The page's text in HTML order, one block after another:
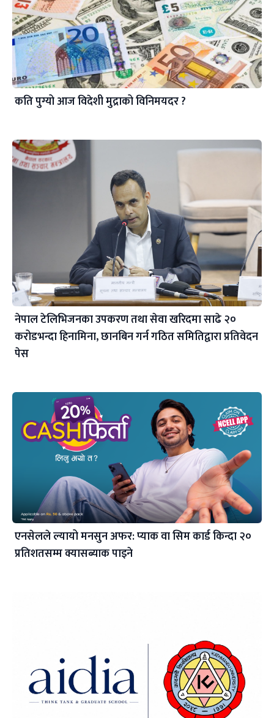
कति पुग्यो आज विदेशी मुद्राको विनिमयदर ?
नेपाल टेलिभिजनका उपकरण तथा सेवा खरिदमा साढे २०
करोडभन्दा हिनामिना, छानबिन गर्न गठित समितिद्वारा प्रतिवेदन
पेस
एनसेलले ल्यायो मनसुन अफर: प्याक वा सिम कार्ड किन्दा २०
प्रतिशतसम्म क्यासब्याक पाइने